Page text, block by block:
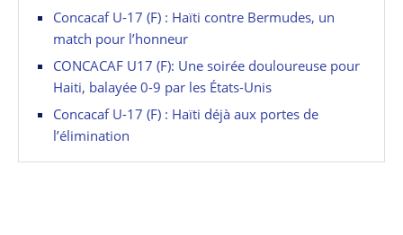
Concacaf U-17 (F) : Haïti contre Bermudes, un
match pour l’honneur
CONCACAF U17 (F): Une soirée douloureuse pour
Haiti, balayée 0-9 par les États-Unis
Concacaf U-17 (F) : Haïti déjà aux portes de
l’élimination